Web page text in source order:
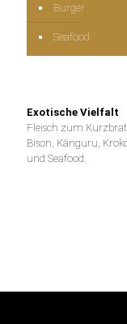
Burger
Seafood
Exotische Vielfalt
Fleisch zum
Bison, Känguru,
und Seafood.